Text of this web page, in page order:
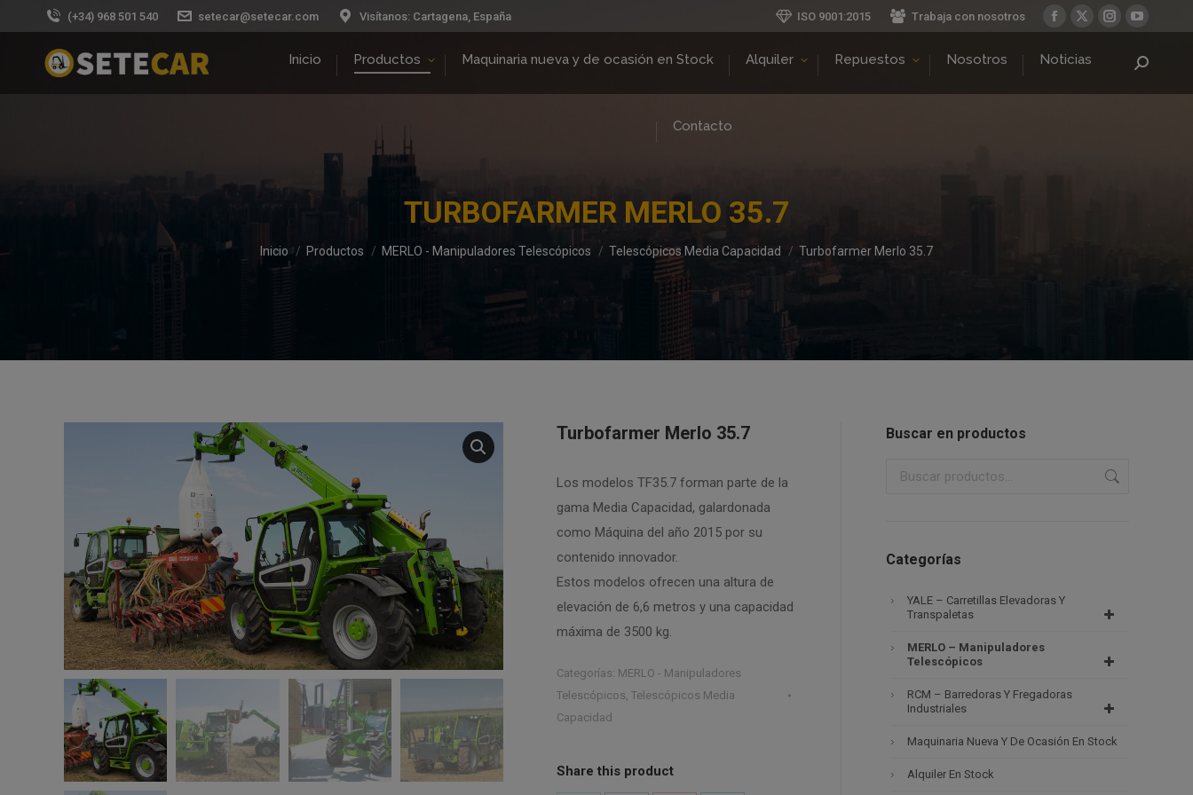
(+34) 968 501 540 setecar@setecar.com Visítanos: Cartagena, España ISO 9001:2015 Trabaja con nosotros
Facebook
in
X
in
Instagram
opens
in
opens
in
Inicio Productos Maquinaria nueva y de ocasión en Stock Alquiler Repuestos Nosotros Noticias
Contacto
Buscar:
TURBOFARMER MERLO 35.7
Estás aquí:
Inicio Productos MERLO - Manipuladores Telescópicos Telescópicos Media Capacidad Turbofarmer Merlo 35.7
Turbofarmer Merlo 35.7
Los modelos TF35.7 forman parte de la
gama Media Capacidad, galardonada
como Máquina del año 2015 por su
contenido innovador.
Estos modelos ofrecen una altura de
elevación de 6,6 metros y una capacidad
máxima de 3500 kg.
Categorías: MERLO - Manipuladores
Telescópicos, Telescópicos Media
Capacidad
Share this product
Buscar en productos
Categorías
YALE – Carretillas Elevadoras Y
Transpaletas
MERLO – Manipuladores
Telescópicos
RCM – Barredoras Y Fregadoras
Industriales
Maquinaria Nueva Y De Ocasión En Stock
Alquiler En Stock